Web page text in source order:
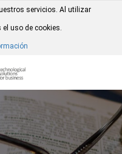
servicios. Al utilizar
uso de cookies.